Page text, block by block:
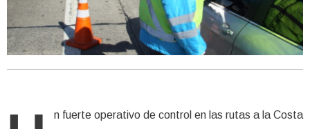
n fuerte operativo de control en las rutas a la Costa